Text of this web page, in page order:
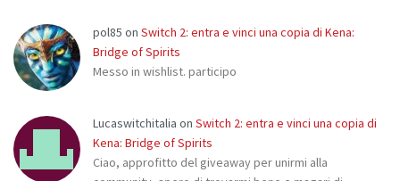
pol85 on Switch 2: entra e vinci una copia di Kena:
Bridge of Spirits
Messo in wishlist. participo
Lucaswitchitalia on Switch 2: entra e vinci una copia di
Kena: Bridge of Spirits
Ciao, approfitto del giveaway per unirmi alla